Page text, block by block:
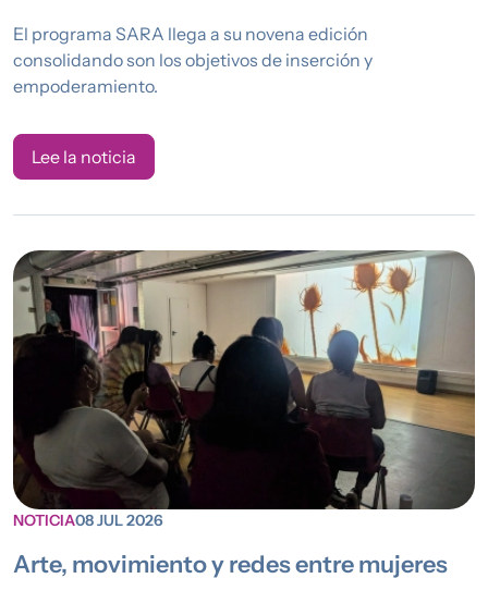
El programa SARA llega a su novena edición
consolidando son los objetivos de inserción y
empoderamiento.
Lee la noticia
NOTICIA08 JUL 2026
Arte, movimiento y redes entre mujeres